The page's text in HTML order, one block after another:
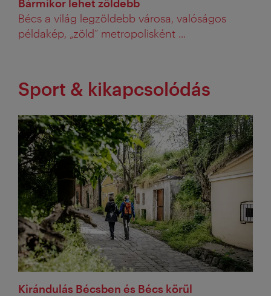
Bármikor lehet zöldebb
Bécs a világ legzöldebb városa, valóságos
példakép, „zöld” metropolisként ...
Sport & kikapcsolódás
Kirándulás Bécsben és Bécs körül